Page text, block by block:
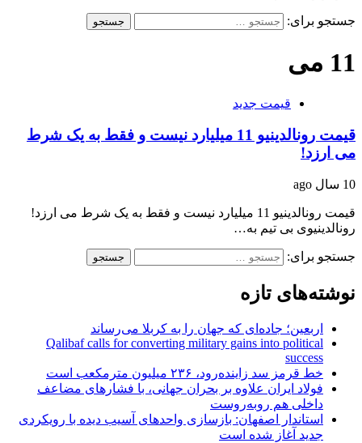
جستجو برای:
11 می
قیمت جدید
قیمت رونالدینیو 11 میلیارد نیست و فقط به یک شرط
می ارزد!
10 سال ago
قیمت رونالدینیو 11 میلیارد نیست و فقط به یک شرط می ارزد!
رونالدینیوی بی تیم به…
جستجو برای:
نوشته‌های تازه
اربعین؛ جاده‌ای که جهان را به کربلا می‌رساند
Qalibaf calls for converting military gains into political
success
خط قرمز سد زاینده‌رود، ۲۳۶ میلیون مترمکعب است
فولاد ایران علاوه بر بحران جهانی، با فشارهای مضاعف
داخلی هم روبه‌روست
استاندار اصفهان: بازسازی واحدهای آسیب دیده با رویکردی
جدید آغاز شده است